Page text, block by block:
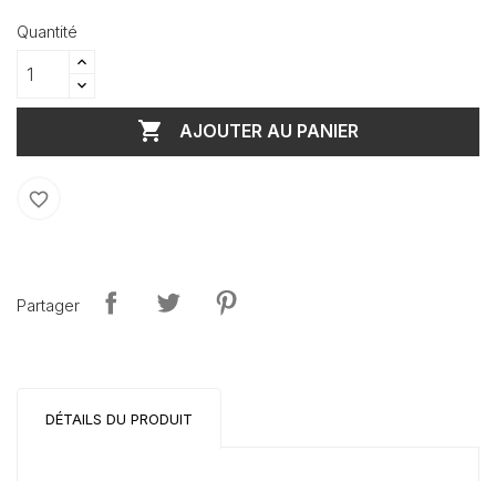
Quantité
 AJOUTER AU PANIER
favorite_border
Partager
DÉTAILS DU PRODUIT